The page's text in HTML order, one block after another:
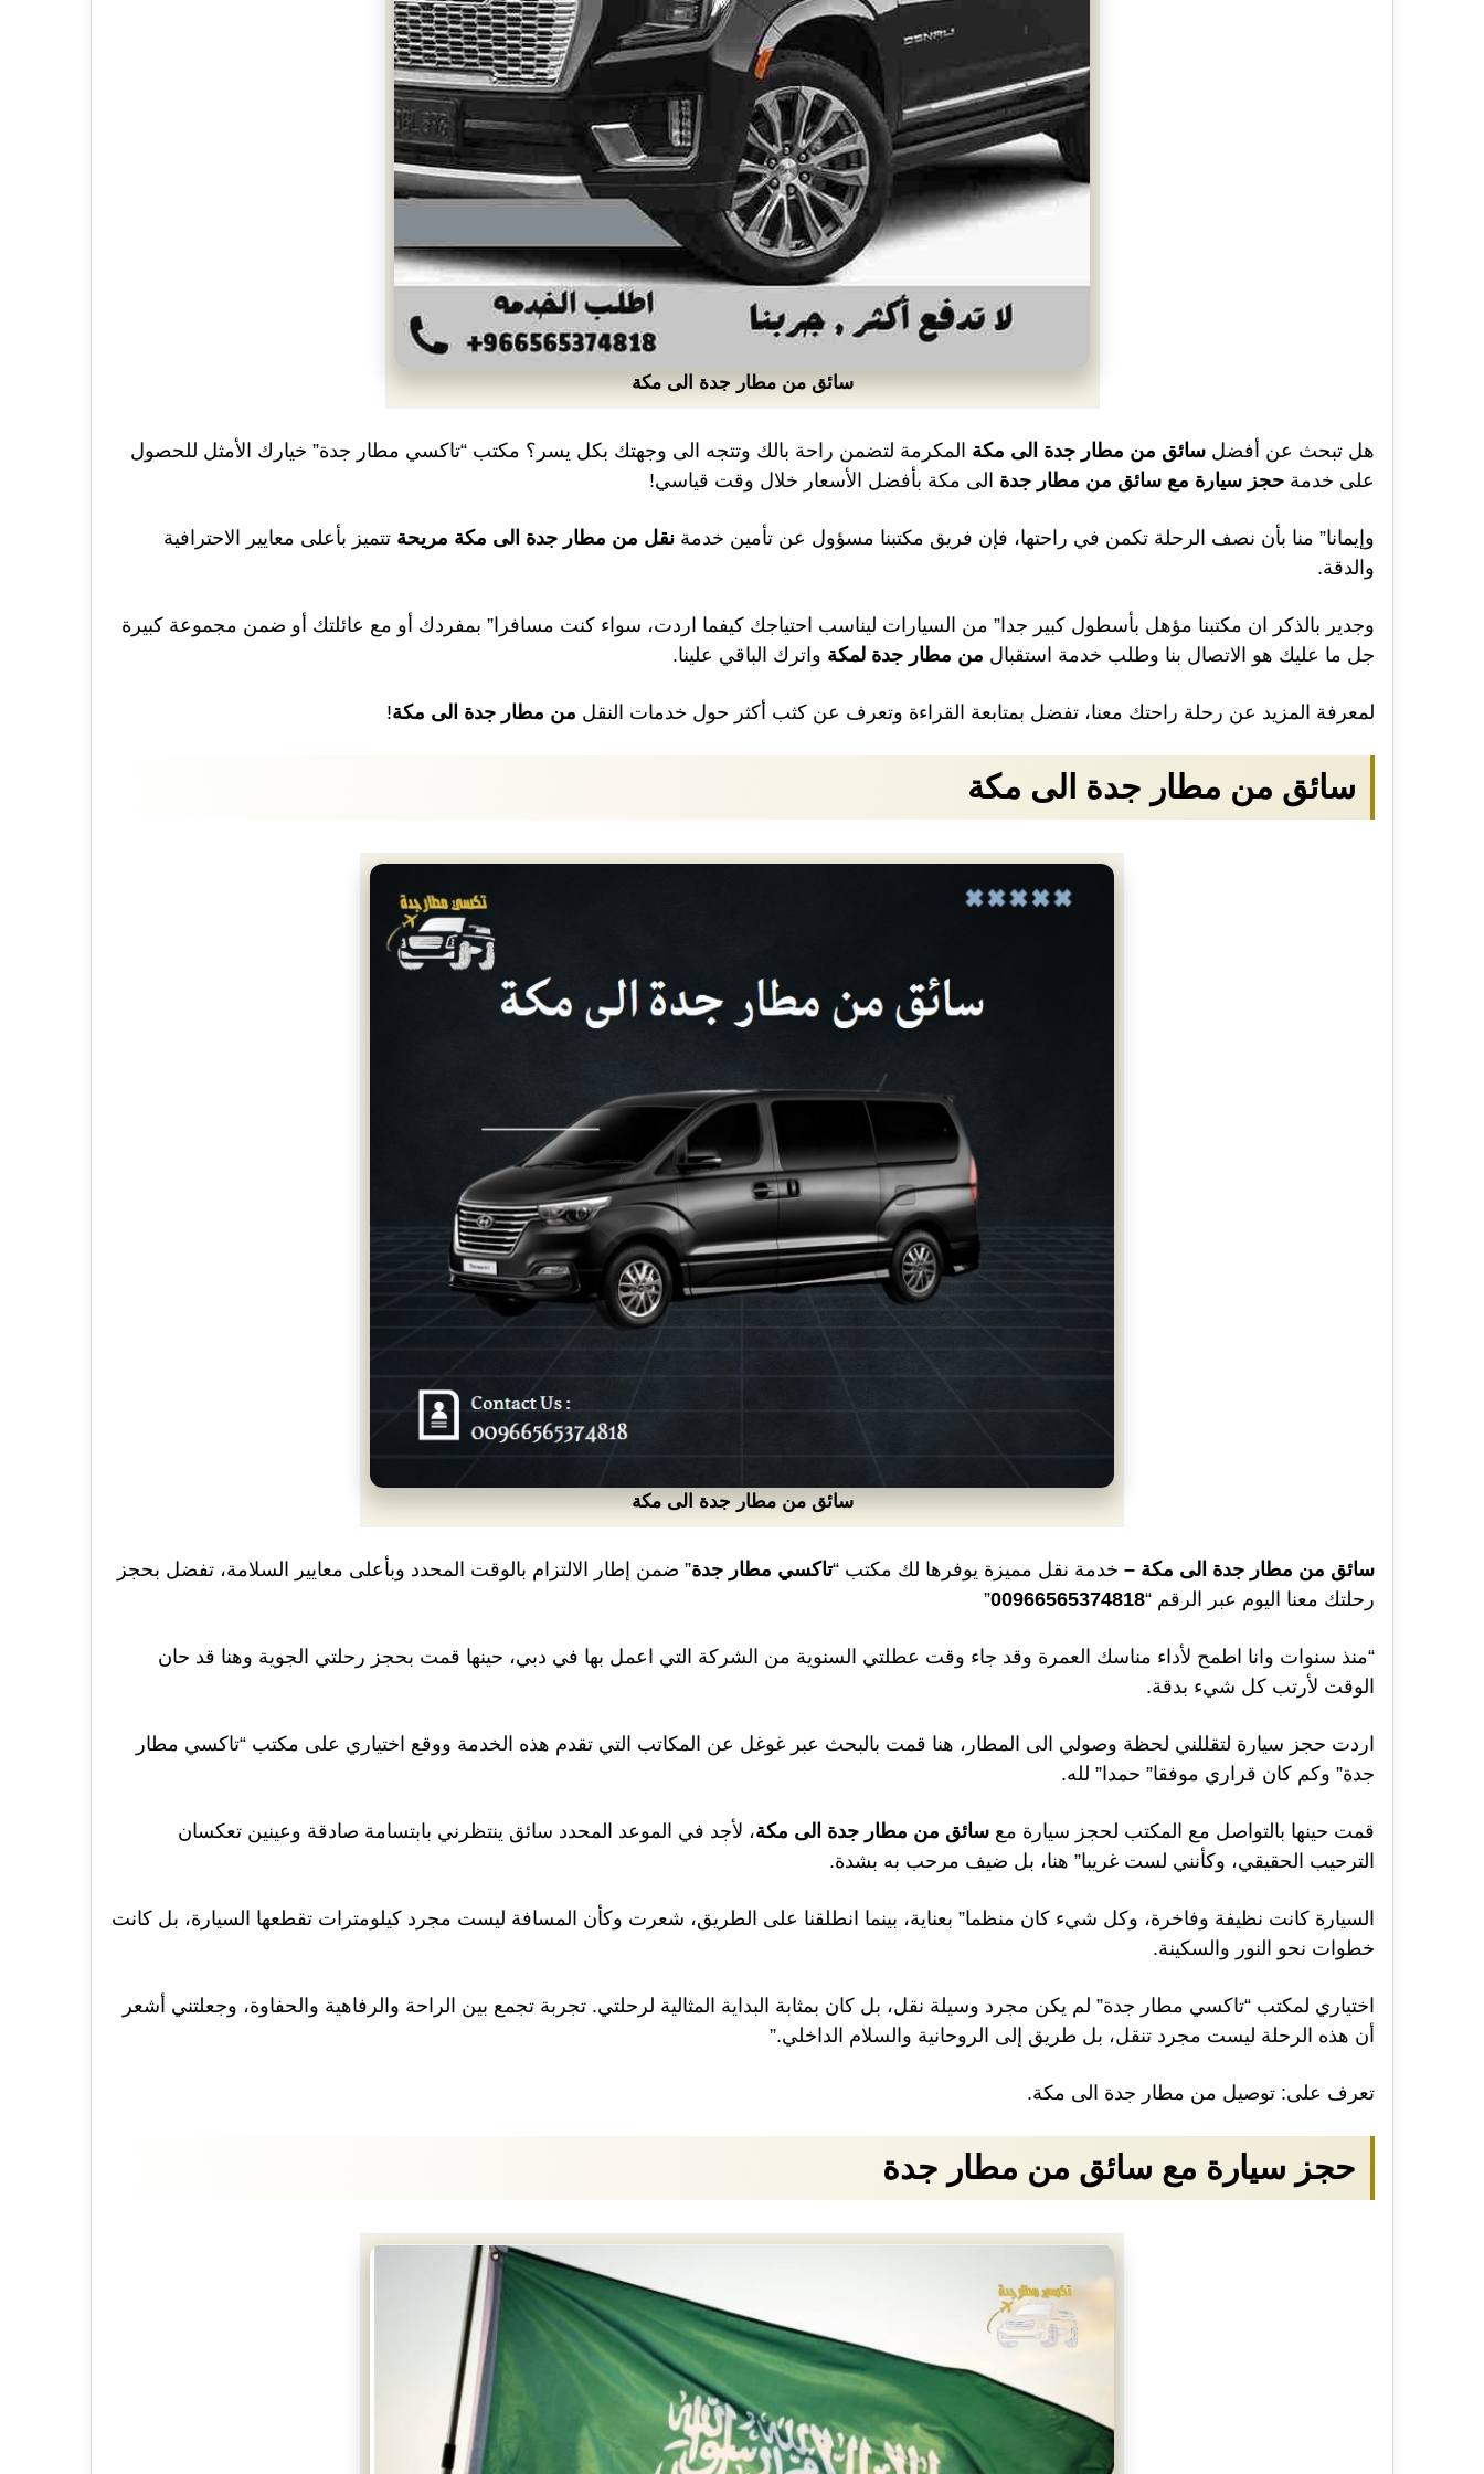
سائق من مطار جدة الى مكة
هل تبحث عن أفضل سائق من مطار جدة الى مكة المكرمة لتضمن راحة بالك وتتجه الى وجهتك بكل يسر؟ مكتب “تاكسي مطار جدة” خيارك الأمثل للحصول
على خدمة حجز سيارة مع سائق من مطار جدة الى مكة بأفضل الأسعار خلال وقت قياسي!
وإيمانا” منا بأن نصف الرحلة تكمن في راحتها، فإن فريق مكتبنا مسؤول عن تأمين خدمة نقل من مطار جدة الى مكة مريحة تتميز بأعلى معايير الاحترافية
والدقة.
وجدير بالذكر ان مكتبنا مؤهل بأسطول كبير جدا” من السيارات ليناسب احتياجك كيفما اردت، سواء كنت مسافرا” بمفردك أو مع عائلتك أو ضمن مجموعة كبيرة
جل ما عليك هو الاتصال بنا وطلب خدمة استقبال من مطار جدة لمكة واترك الباقي علينا.
لمعرفة المزيد عن رحلة راحتك معنا، تفضل بمتابعة القراءة وتعرف عن كثب أكثر حول خدمات النقل من مطار جدة الى مكة!
سائق من مطار جدة الى مكة
سائق من مطار جدة الى مكة
سائق من مطار جدة الى مكة – خدمة نقل مميزة يوفرها لك مكتب “تاكسي مطار جدة” ضمن إطار الالتزام بالوقت المحدد وبأعلى معايير السلامة، تفضل بحجز
رحلتك معنا اليوم عبر الرقم “00966565374818
”
“منذ سنوات وانا اطمح لأداء مناسك العمرة وقد جاء وقت عطلتي السنوية من الشركة التي اعمل بها في دبي، حينها قمت بحجز رحلتي الجوية وهنا قد حان
الوقت لأرتب كل شيء بدقة.
اردت حجز سيارة لتقللني لحظة وصولي الى المطار، هنا قمت بالبحث عبر غوغل عن المكاتب التي تقدم هذه الخدمة ووقع اختياري على مكتب “تاكسي مطار
جدة” وكم كان قراري موفقا” حمدا” لله.
قمت حينها بالتواصل مع المكتب لحجز سيارة مع سائق من مطار جدة الى مكة، لأجد في الموعد المحدد سائق ينتظرني بابتسامة صادقة وعينين تعكسان
الترحيب الحقيقي، وكأنني لست غريبا” هنا، بل ضيف مرحب به بشدة.
السيارة كانت نظيفة وفاخرة، وكل شيء كان منظما” بعناية، بينما انطلقنا على الطريق، شعرت وكأن المسافة ليست مجرد كيلومترات تقطعها السيارة، بل كانت
خطوات نحو النور والسكينة.
اختياري لمكتب “تاكسي مطار جدة” لم يكن مجرد وسيلة نقل، بل كان بمثابة البداية المثالية لرحلتي. تجربة تجمع بين الراحة والرفاهية والحفاوة، وجعلتني أشعر
أن هذه الرحلة ليست مجرد تنقل، بل طريق إلى الروحانية والسلام الداخلي.”
تعرف على: توصيل من مطار جدة الى مكة.
حجز سيارة مع سائق من مطار جدة